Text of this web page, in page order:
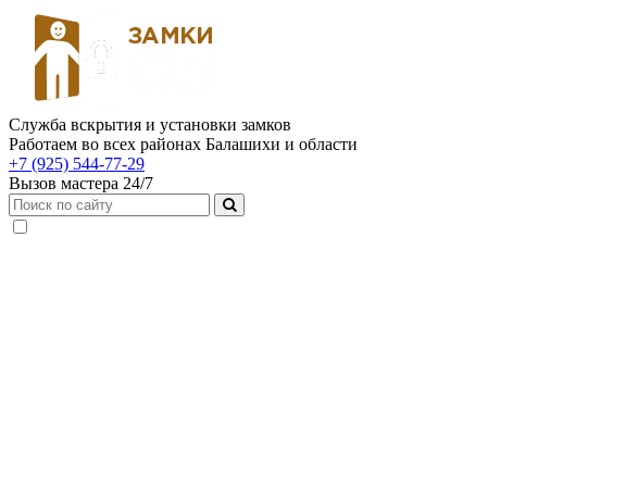
Служба вскрытия и установки замков
Работаем во всех районах Балашихи и области
+7 (925) 544-77-29
Вызов мастера 24/7